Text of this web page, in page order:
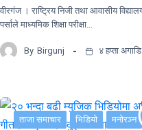
वीरगंज । राष्ट्रिय निजी तथा आवासीय
पर्साले माध्यमिक शिक्षा परीक्षा…
By Birgunj ४ हप्ता अगाडि
ताजा समाचार भिडियो मनोरञ्न